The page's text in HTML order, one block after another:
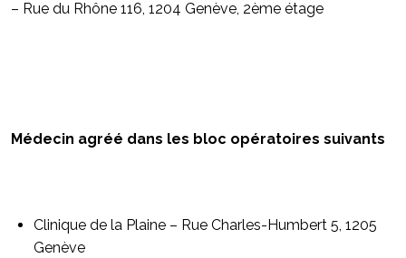
– Rue du Rhône 116, 1204 Genève, 2ème étage
Médecin agréé dans les bloc opératoires suivants
Clinique de la Plaine – Rue Charles-Humbert 5, 1205
Genève